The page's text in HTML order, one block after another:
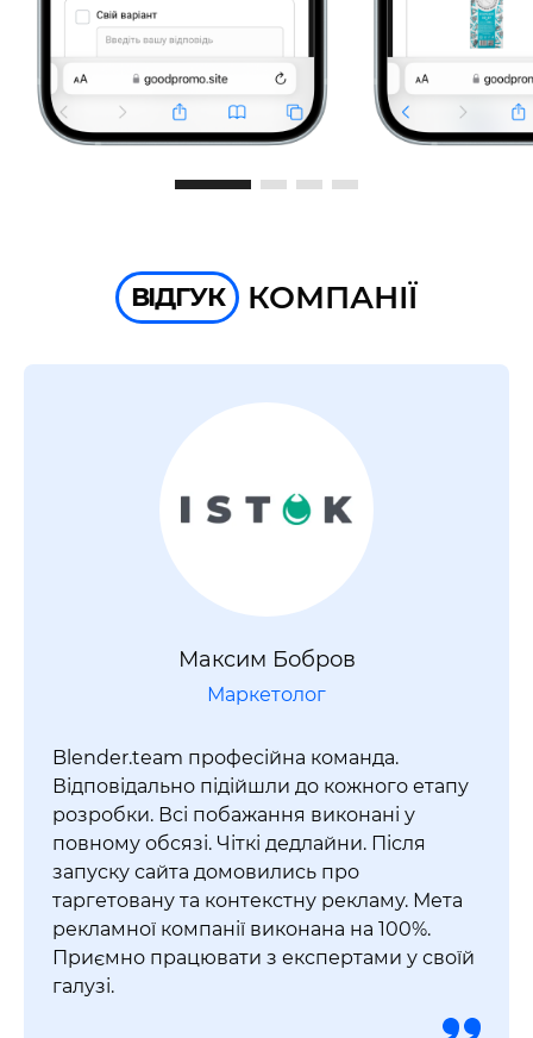
ВІДГУК КОМПАНІЇ
Максим Бобров
Маркетолог
Blender.team професійна команда.
Відповідально підійшли до кожного етапу
розробки. Всі побажання виконані у
повному обсязі. Чіткі дедлайни. Після
запуску сайта домовились про
таргетовану та контекстну рекламу. Мета
рекламної компанії виконана на 100%.
Приємно працювати з експертами у своїй
галузі.